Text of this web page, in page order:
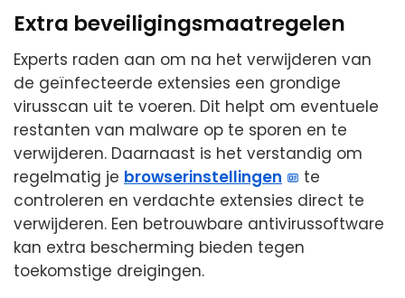
Extra beveiligingsmaatregelen
Experts raden aan om na het verwijderen van
de geïnfecteerde extensies een grondige
virusscan uit te voeren. Dit helpt om eventuele
restanten van malware op te sporen en te
verwijderen. Daarnaast is het verstandig om
regelmatig je browserinstellingen
te
controleren en verdachte extensies direct te
verwijderen. Een betrouwbare antivirussoftware
kan extra bescherming bieden tegen
toekomstige dreigingen.